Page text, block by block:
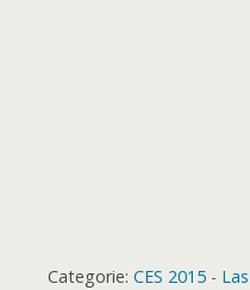
Categorie: CES 2015 -